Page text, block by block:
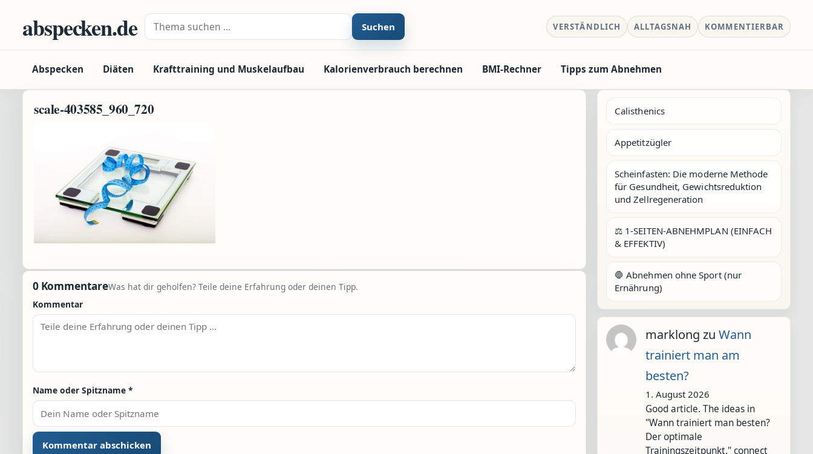
abspecken.de Suche nach: Suchen VERSTÄNDLICH ALLTAGSNAH KOMMENTIERBAR
Abspecken Diäten Krafttraining und Muskelaufbau Kalorienverbrauch berechnen BMI-Rechner Tipps zum Abnehmen
scale-403585_960_720
0 KommentareWas hat dir geholfen? Teile deine Erfahrung oder deinen Tipp.
Kommentar
Name oder Spitzname *
Calisthenics
Appetitzügler
Scheinfasten: Die moderne Methode
für Gesundheit, Gewichtsreduktion
und Zellregeneration
⚖️ 1-SEITEN-ABNEHMPLAN (EINFACH
& EFFEKTIV)
🛑 Abnehmen ohne Sport (nur
Ernährung)
marklong zu Wann
trainiert man am
besten?
1. August 2026
Good article. The ideas in
"Wann trainiert man besten?
Der optimale
Trainingszeitpunkt." connect